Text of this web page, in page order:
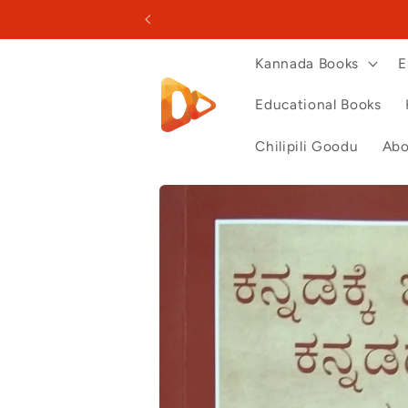
Kannada Books
Educational Books
Chilipili Goodu
Skip to
information